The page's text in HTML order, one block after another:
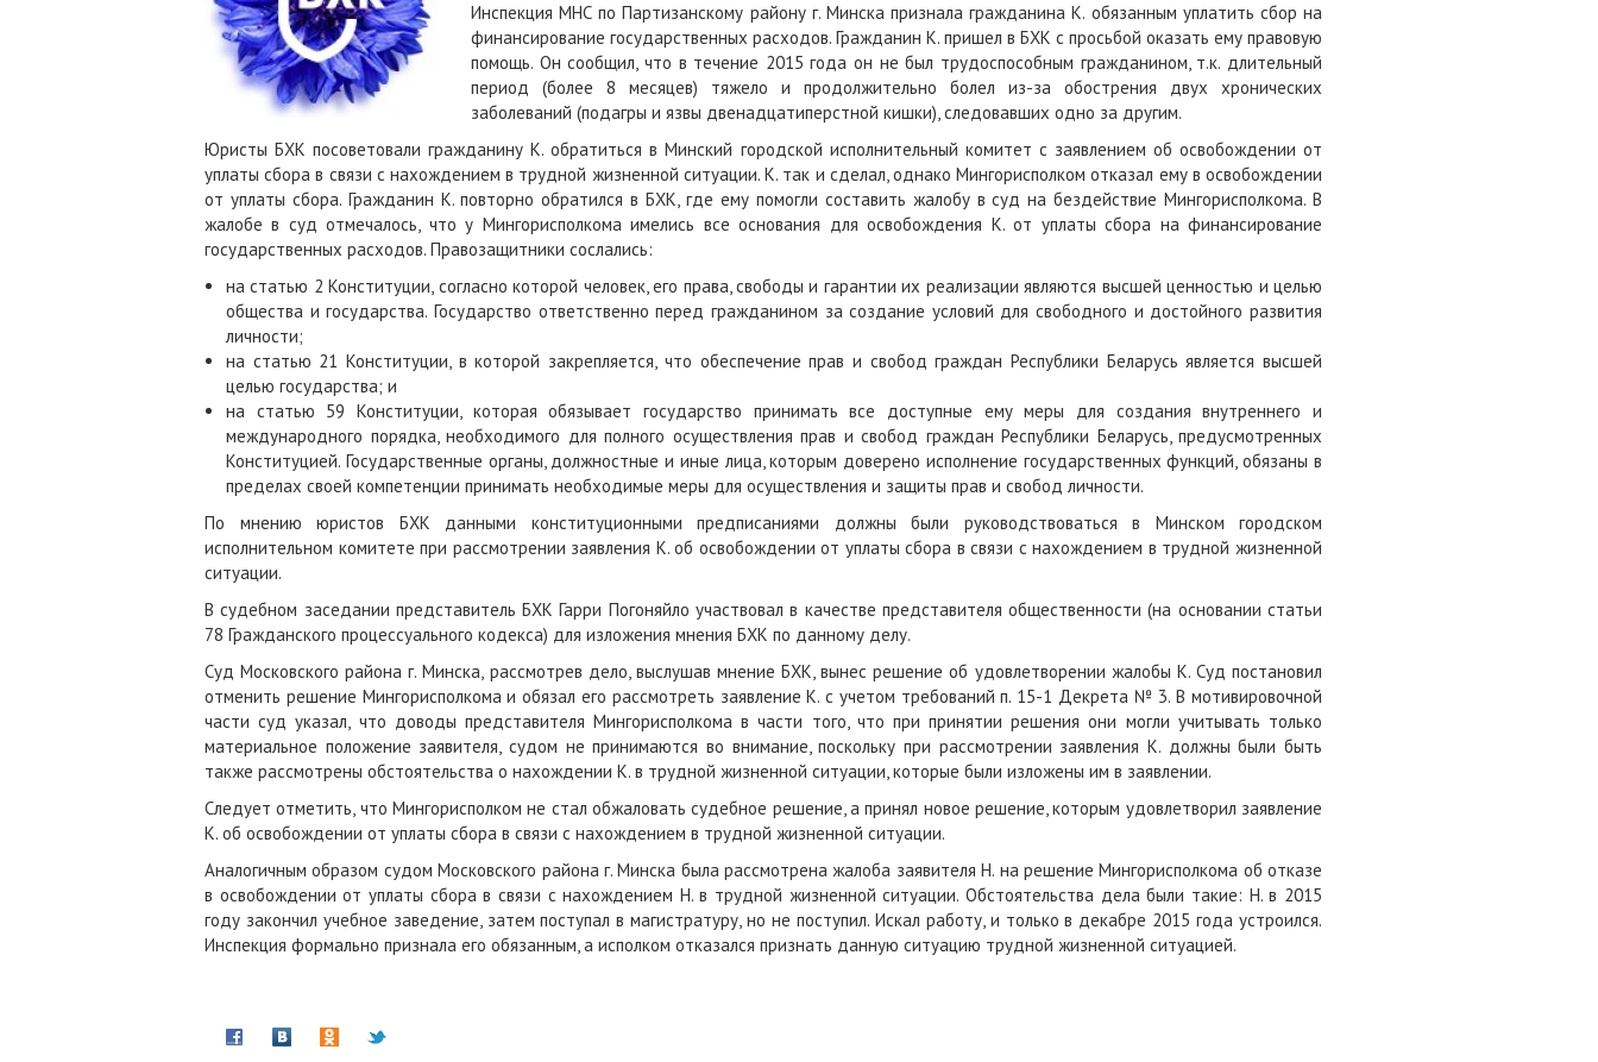
Инспекция МНС по Партизанскому району г. Минска признала гражданина К. обязанным уплатить сбор на
финансирование государственных расходов. Гражданин К. пришел в БХК с просьбой оказать ему правовую
помощь. Он сообщил, что в течение 2015 года он не был трудоспособным гражданином, т.к. длительный
период (более 8 месяцев) тяжело и продолжительно болел из-за обострения двух хронических
заболеваний (подагры и язвы двенадцатиперстной кишки), следовавших одно за другим.
Юристы БХК посоветовали гражданину К. обратиться в Минский городской исполнительный комитет с заявлением об освобождении от
уплаты сбора в связи с нахождением в трудной жизненной ситуации. К. так и сделал, однако Мингорисполком отказал ему в освобождении
от уплаты сбора. Гражданин К. повторно обратился в БХК, где ему помогли составить жалобу в суд на бездействие Мингорисполкома. В
жалобе в суд отмечалось, что у Мингорисполкома имелись все основания для освобождения К. от уплаты сбора на финансирование
государственных расходов. Правозащитники сослались:
на статью 2 Конституции, согласно которой человек, его права, свободы и гарантии их реализации являются высшей ценностью и целью
общества и государства. Государство ответственно перед гражданином за создание условий для свободного и достойного развития
личности;
на статью 21 Конституции, в которой закрепляется, что обеспечение прав и свобод граждан Республики Беларусь является высшей
целью государства; и
на статью 59 Конституции, которая обязывает государство принимать все доступные ему меры для создания внутреннего и
международного порядка, необходимого для полного осуществления прав и свобод граждан Республики Беларусь, предусмотренных
Конституцией. Государственные органы, должностные и иные лица, которым доверено исполнение государственных функций, обязаны в
пределах своей компетенции принимать необходимые меры для осуществления и защиты прав и свобод личности.
По мнению юристов БХК данными конституционными предписаниями должны были руководствоваться в Минском городском
исполнительном комитете при рассмотрении заявления К. об освобождении от уплаты сбора в связи с нахождением в трудной жизненной
ситуации.
В судебном заседании представитель БХК Гарри Погоняйло участвовал в качестве представителя общественности (на основании статьи
78 Гражданского процессуального кодекса) для изложения мнения БХК по данному делу.
Суд Московского района г. Минска, рассмотрев дело, выслушав мнение БХК, вынес решение об удовлетворении жалобы К. Суд постановил
отменить решение Мингорисполкома и обязал его рассмотреть заявление К. с учетом требований п. 15-1 Декрета № 3. В мотивировочной
части суд указал, что доводы представителя Мингорисполкома в части того, что при принятии решения они могли учитывать только
материальное положение заявителя, судом не принимаются во внимание, поскольку при рассмотрении заявления К. должны были быть
также рассмотрены обстоятельства о нахождении К. в трудной жизненной ситуации, которые были изложены им в заявлении.
Следует отметить, что Мингорисполком не стал обжаловать судебное решение, а принял новое решение, которым удовлетворил заявление
К. об освобождении от уплаты сбора в связи с нахождением в трудной жизненной ситуации.
Аналогичным образом судом Московского района г. Минска была рассмотрена жалоба заявителя Н. на решение Мингорисполкома об отказе
в освобождении от уплаты сбора в связи с нахождением Н. в трудной жизненной ситуации. Обстоятельства дела были такие: Н. в 2015
году закончил учебное заведение, затем поступал в магистратуру, но не поступил. Искал работу, и только в декабре 2015 года устроился.
Инспекция формально признала его обязанным, а исполком отказался признать данную ситуацию трудной жизненной ситуацией.